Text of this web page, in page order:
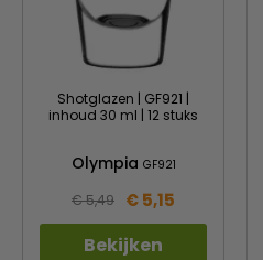
Shotglazen | GF921 |
inhoud 30 ml | 12 stuks
Olympia GF921
€ 5,49 € 5,15
Bekijken